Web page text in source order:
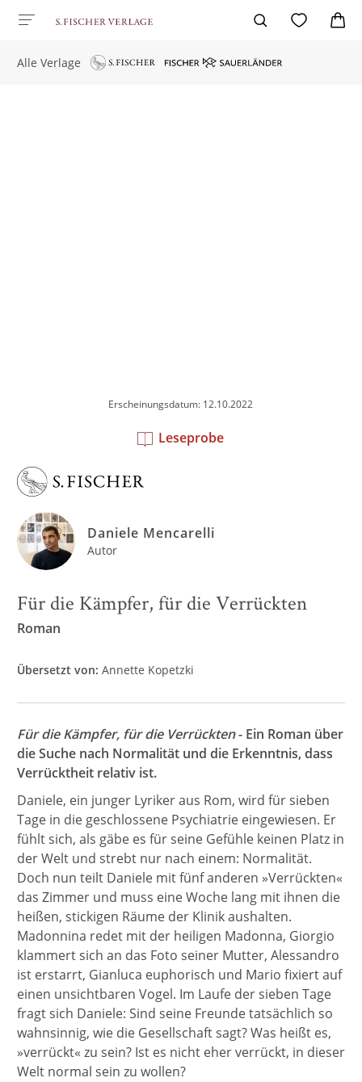
Alle Verlage
Erscheinungsdatum: 12.10.2022
Leseprobe
Daniele Mencarelli
Autor
Für die Kämpfer, für die Verrückten
Roman
Übersetzt von: Annette Kopetzki
Für die Kämpfer, für die Verrückten- Ein Roman über
die Suche nach Normalität und die Erkenntnis, dass
Verrücktheit relativ ist.
Daniele, ein junger Lyriker aus Rom, wird für sieben
Tage in die geschlossene Psychiatrie eingewiesen. Er
fühlt sich, als gäbe es für seine Gefühle keinen Platz in
der Welt und strebt nur nach einem: Normalität.
Doch nun teilt Daniele mit fünf anderen »Verrückten«
das Zimmer und muss eine Woche lang mit ihnen die
heißen, stickigen Räume der Klinik aushalten.
Madonnina redet mit der heiligen Madonna, Giorgio
klammert sich an das Foto seiner Mutter, Alessandro
ist erstarrt, Gianluca euphorisch und Mario fixiert auf
einen unsichtbaren Vogel. Im Laufe der sieben Tage
fragt sich Daniele: Sind seine Freunde tatsächlich so
wahnsinnig, wie die Gesellschaft sagt? Was heißt es,
»verrückt« zu sein? Ist es nicht eher verrückt, in dieser
Welt normal sein zu wollen?